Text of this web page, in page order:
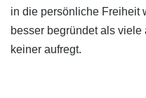
in die persönliche Freiheit
besser begründet als
keiner aufregt.